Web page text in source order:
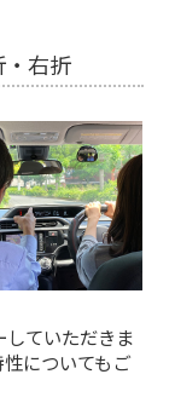
右折
していただきま
についてもご